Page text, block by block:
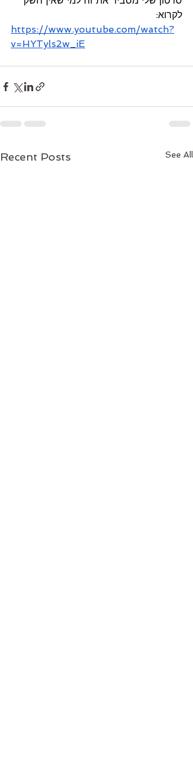
לקרוא:
https://www.youtube.com/watch?
v=HYTyls2w_iE
Recent Posts See All